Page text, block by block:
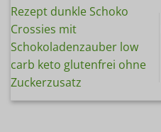
Rezept dunkle Schoko
Crossies mit
Schokoladenzauber low
carb keto glutenfrei ohne
Zuckerzusatz